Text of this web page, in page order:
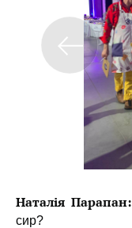
Наталія Парапан:
сир?